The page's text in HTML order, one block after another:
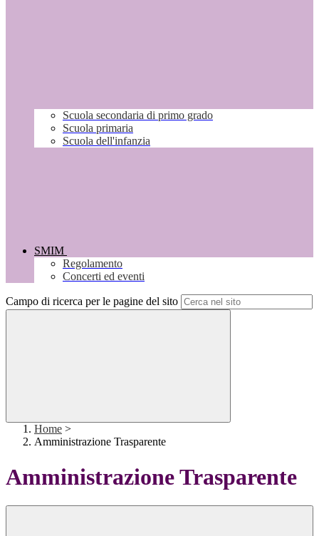
Scuola secondaria di primo grado
Scuola primaria
Scuola dell'infanzia
SMIM
Regolamento
Concerti ed eventi
Campo di ricerca per le pagine del sito
Home >
Amministrazione Trasparente
Amministrazione Trasparente